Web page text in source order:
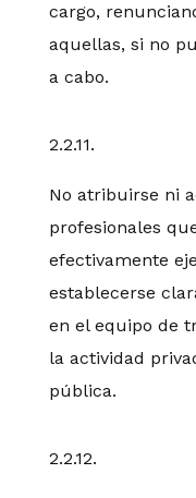
cargo,
aquellas, si no
a cabo.
2.2.11.
No atribuirse ni
profesionales
efectivamente
establecerse
en el equipo de
la actividad
pública.
2.2.12.